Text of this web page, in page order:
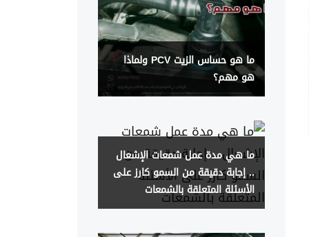
ما هو حساس الزيت PCV ولماذا
هو مهم؟
ما هي مدة عمل شمعات الإشعال
.. إجابة دقيقة من السمو كارز على
الأسئلة المتعلقة بالشمعات